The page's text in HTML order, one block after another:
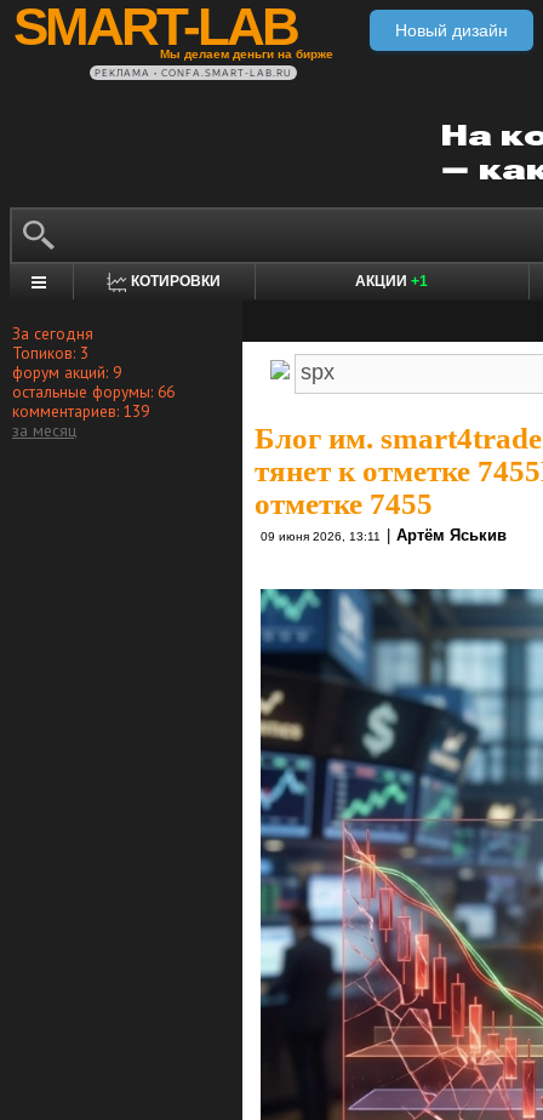
SMART-LAB
Мы делаем деньги на бирже
Новый дизайн
РЕКЛАМА • CONFA.SMART-LAB.RU
КОТИРОВКИ АКЦИИ +1
За сегодня
Топиков: 3
форум акций: 9
остальные форумы: 66
комментариев: 139
за месяц
Блог им.
тянет к отметке
отметке 7455
09 июня 2026, 13:11 Артём Яськив